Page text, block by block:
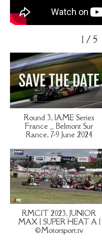
1 / 5
Round 3, IAME Series
France _ Belmont Sur
Rance, 7-9 June 2024
RMCIT 2023, JUNIOR
MAX | SUPER HEAT A |
©Motorsport.tv